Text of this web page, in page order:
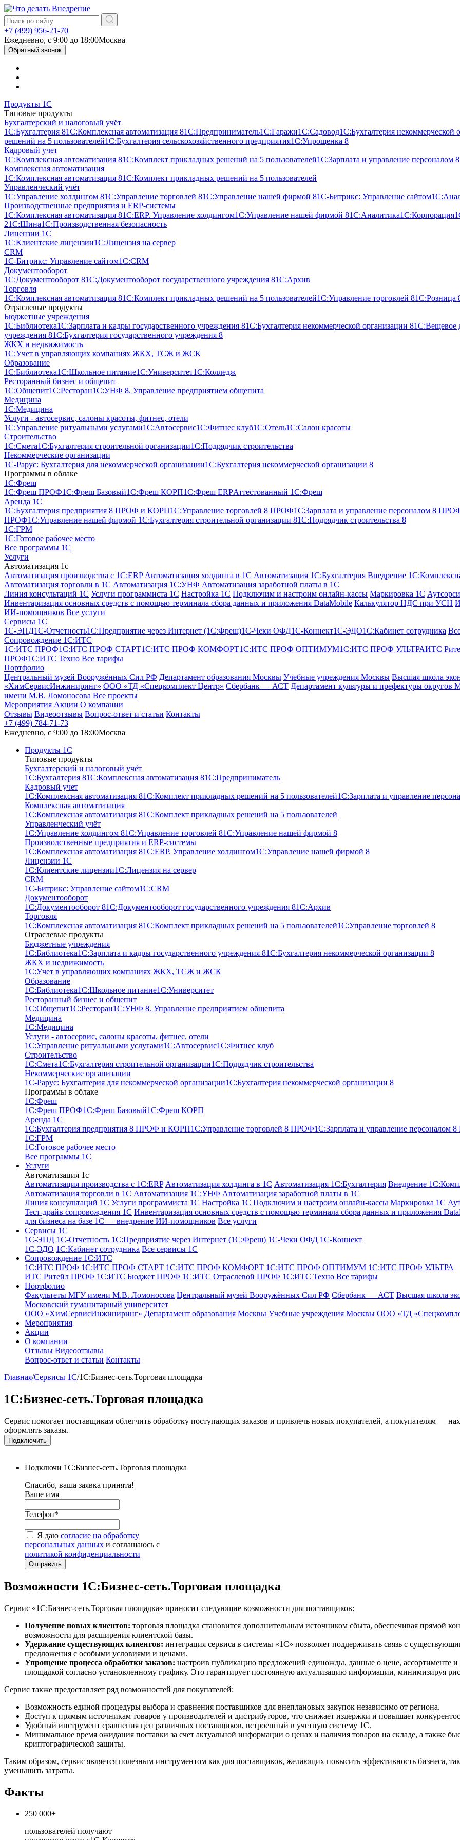
+7 (499) 956-21-70
Ежедневно, c 9:00 до 18:00Москва
Обратный звонок
Продукты 1С
Типовые продукты
Бухгалтерский и налоговый учёт
1С:Бухгалтерия 81С:Комплексная автоматизация 81С:Предприниматель1С:Гаражи1С:Садовод1С:Бухгалтерия некоммерческой
решений на 5 пользователей1С:Бухгалтерия сельскохозяйственного предприятия1С:Упрощенка 8
Кадровый учет
1С:Комплексная автоматизация 81С:Комплект прикладных решений на 5 пользователей1С:Зарплата и управление персоналом 8
Комплексная автоматизация
1С:Комплексная автоматизация 81С:Комплект прикладных решений на 5 пользователей
Управленческий учёт
1С:Управление холдингом 81С:Управление торговлей 81С:Управление нашей фирмой 81С-Битрикс: Управление сайтом
Производственные предприятия и ERP-системы
1С:Комплексная автоматизация 81С:ERP. Управление холдингом1С:Управление нашей фирмой 81С:Аналитика1С:Корпорация
21С:Шина1С:Производственная безопасность
Лицензии 1С
1С:Клиентские лицензии1С:Лицензия на сервер
CRM
1С-Битрикс: Управление сайтом1С:CRM
Документооборот
1С:Документооборот 81С:Документооборот государственного учреждения 81С:Архив
Торговля
1С:Комплексная автоматизация 81С:Комплект прикладных решений на 5 пользователей1С:Управление торговлей 81С:Розница
Отраслевые продукты
Бюджетные учреждения
1С:Библиотека1С:Зарплата и кадры государственного учреждения 81С:Бухгалтерия некоммерческой организации 81С:Вещевое
учреждения 81С:Бухгалтерия государственного учреждения 8
ЖКХ и недвижимость
1С:Учет в управляющих компаниях ЖКХ, ТСЖ и ЖСК
Образование
1С:Библиотека1С:Школьное питание1С:Университет1С:Колледж
Ресторанный бизнес и общепит
1С:Общепит1С:Ресторан1С:УНФ 8. Управление предприятием общепита
Медицина
1С:Медицина
Услуги - автосервис, cалоны красоты, фитнес, отели
1С:Управление ритуальными услугами1С:Автосервис1С:Фитнес клуб1С:Отель1С:Салон красоты
Строительство
1С:Смета1С:Бухгалтерия строительной организации1С:Подрядчик строительства
Некоммерческие организации
1С-Рарус: Бухгалтерия для некоммерческой организации1С:Бухгалтерия некоммерческой организации 8
Программы в облаке
1C:Фреш
1C:Фреш ПРОФ1C:Фреш Базовый1C:Фреш КОРП1C:Фреш ERPАттестованный 1С:Фреш
Аренда 1С
1С:Бухгалтерия предприятия 8 ПРОФ и КОРП1С:Управление торговлей 8 ПРОФ1С:Зарплата и управление персоналом 8
ПРОФ1С:Управление нашей фирмой 1С:Бухгалтерия строительной организации 81С:Подрядчик строительства 8
1С:ГРМ
1С:Готовое рабочее место
Все программы 1С
Услуги
Автоматизация 1с
Автоматизация производства с 1C:ERP Автоматизация холдинга в 1С Автоматизация 1С:Бухгалтерия Внедрение
Автоматизация торговли в 1С Автоматизация 1С:УНФ Автоматизация заработной платы в 1С
Линия консультаций 1С Услуги программиста 1С Настройка 1С Подключим и настроим онлайн-кассы Маркировка 1С
Инвентаризация основных средств с помощью терминала сбора данных и приложения DataMobile Калькулятор НДС при УСН
ИИ-помощников Все услуги
Сервисы 1С
1С-ЭПД1C-Отчетность1С:Предприятие через Интернет (1С:Фреш)1С-Чеки ОФД1С‑Коннект1С-ЭДО1С:Кабинет сотрудника
Сопровождение 1С:ИТС
1С:ИТС ПРОФ1С:ИТС ПРОФ СТАРТ1С:ИТС ПРОФ КОМФОРТ1С:ИТС ПРОФ ОПТИМУМ1С:ИТС ПРОФ УЛЬТРАИТС
ПРОФ1С:ИТС Техно Все тарифы
Портфолио
Центральный музей Вооружённых Сил РФ Департамент образования Москвы Учебные учреждения Москвы Высшая школа
«ХимСервисИнжиниринг» ООО «ТД «Спецкомплект Центр» Сбербанк — АСТ Департамент культуры и префектуры округов
имени М.В. Ломоносова Все проекты
Мероприятия Акции О компании
Отзывы Видеоотзывы Вопрос-ответ и статьи Контакты
+7 (499) 784-71-73
Ежедневно, c 9:00 до 18:00Москва
Продукты 1С
Типовые продукты
Бухгалтерский и налоговый учёт
1С:Бухгалтерия 81С:Комплексная автоматизация 81С:Предприниматель
Кадровый учет
1С:Комплексная автоматизация 81С:Комплект прикладных решений на 5 пользователей1С:Зарплата и управление
Комплексная автоматизация
1С:Комплексная автоматизация 81С:Комплект прикладных решений на 5 пользователей
Управленческий учёт
1С:Управление холдингом 81С:Управление торговлей 81С:Управление нашей фирмой 8
Производственные предприятия и ERP-системы
1С:Комплексная автоматизация 81С:ERP. Управление холдингом1С:Управление нашей фирмой 8
Лицензии 1С
1С:Клиентские лицензии1С:Лицензия на сервер
CRM
1С-Битрикс: Управление сайтом1С:CRM
Документооборот
1С:Документооборот 81С:Документооборот государственного учреждения 81С:Архив
Торговля
1С:Комплексная автоматизация 81С:Комплект прикладных решений на 5 пользователей1С:Управление торговлей 8
Отраслевые продукты
Бюджетные учреждения
1С:Библиотека1С:Зарплата и кадры государственного учреждения 81С:Бухгалтерия некоммерческой организации 8
ЖКХ и недвижимость
1С:Учет в управляющих компаниях ЖКХ, ТСЖ и ЖСК
Образование
1С:Библиотека1С:Школьное питание1С:Университет
Ресторанный бизнес и общепит
1С:Общепит1С:Ресторан1С:УНФ 8. Управление предприятием общепита
Медицина
1С:Медицина
Услуги - автосервис, cалоны красоты, фитнес, отели
1С:Управление ритуальными услугами1С:Автосервис1С:Фитнес клуб
Строительство
1С:Смета1С:Бухгалтерия строительной организации1С:Подрядчик строительства
Некоммерческие организации
1С-Рарус: Бухгалтерия для некоммерческой организации1С:Бухгалтерия некоммерческой организации 8
Программы в облаке
1C:Фреш
1C:Фреш ПРОФ1C:Фреш Базовый1C:Фреш КОРП
Аренда 1С
1С:Бухгалтерия предприятия 8 ПРОФ и КОРП1С:Управление торговлей 8 ПРОФ1С:Зарплата и управление
1С:ГРМ
1С:Готовое рабочее место
Все программы 1С
Услуги
Автоматизация 1с
Автоматизация производства с 1C:ERP Автоматизация холдинга в 1С Автоматизация 1С:Бухгалтерия Внедрение
Автоматизация торговли в 1С Автоматизация 1С:УНФ Автоматизация заработной платы в 1С
Линия консультаций 1С Услуги программиста 1С Настройка 1С Подключим и настроим онлайн-кассы Маркировка 1С
Тест-драйв сопровождения 1С Инвентаризация основных средств с помощью терминала сбора данных и приложения
для бизнеса на базе 1С — внедрение ИИ-помощников Все услуги
Сервисы 1С
1С-ЭПД 1C-Отчетность 1С:Предприятие через Интернет (1С:Фреш) 1С-Чеки ОФД 1С‑Коннект
1С-ЭДО 1С:Кабинет сотрудника Все сервисы 1С
Сопровождение 1С:ИТС
1С:ИТС ПРОФ 1С:ИТС ПРОФ СТАРТ 1С:ИТС ПРОФ КОМФОРТ 1С:ИТС ПРОФ ОПТИМУМ 1С:ИТС ПРОФ УЛЬТРА
ИТС Ритейл ПРОФ 1С:ИТС Бюджет ПРОФ 1С:ИТС Отраслевой ПРОФ 1С:ИТС Техно Все тарифы
Портфолио
Факультеты МГУ имени М.В. Ломоносова Центральный музей Вооружённых Сил РФ Сбербанк — АСТ Высшая школа
Московский гуманитарный университет
ООО «ХимСервисИнжиниринг» Департамент образования Москвы Учебные учреждения Москвы ООО «ТД
Мероприятия
Акции
О компании
Отзывы Видеоотзывы
Вопрос-ответ и статьи Контакты
Главная/Сервисы 1С/1С:Бизнес-сеть.Торговая площадка
1С:Бизнес-сеть.Торговая площадка
Сервис помогает поставщикам облегчить обработку поступающих заказов и привлечь новых покупателей, а покупателям —
оформлять заказы.
Подключить
Подключи 1С:Бизнес-сеть.Торговая площадка
Спасибо, ваша заявка принята!
Ваше имя
Телефон*
Я даю согласие на обработку
персональных данных и соглашаюсь с
политикой конфиденциальности
Отправить
Возможности 1С:Бизнес-сеть.Торговая площадка
Сервис «1C:Бизнес-сеть.Торговая площадка» приносит следующие возможности для поставщиков:
Получение новых клиентов: торговая площадка становится дополнительным источником сбыта, обеспечивая прямой
возможности для расширения клиентской базы.
Удержание существующих клиентов: интеграция сервиса в системы «1С» позволяет поддерживать связь с
предложения с особыми условиями и ценами.
Упрощение процесса обработки заказов: настроив публикацию предложений единожды, данные о цене, ассортименте
площадкой согласно установленному графику. Это гарантирует постоянную актуализацию информации, минимизируя
Сервис также предоставляет ряд возможностей для покупателей:
Возможность единой процедуры выбора и сравнения поставщиков для внеплановых закупок независимо от региона.
Доступ к прямым источникам товаров у производителей и дистрибуторов, что снижает издержки и повышает
Удобный инструмент сравнения цен различных поставщиков, встроенный в учетную систему 1С.
Минимальное время ожидания поставки за счет актуальной информации о ценах и наличия товаров на складе, а также
криптографической защиты.
Таким образом, сервис является полезным инструментом как для поставщиков, желающих повысить эффективность бизнеса,
уменьшить затраты.
Факты
250 000+
пользователей получают